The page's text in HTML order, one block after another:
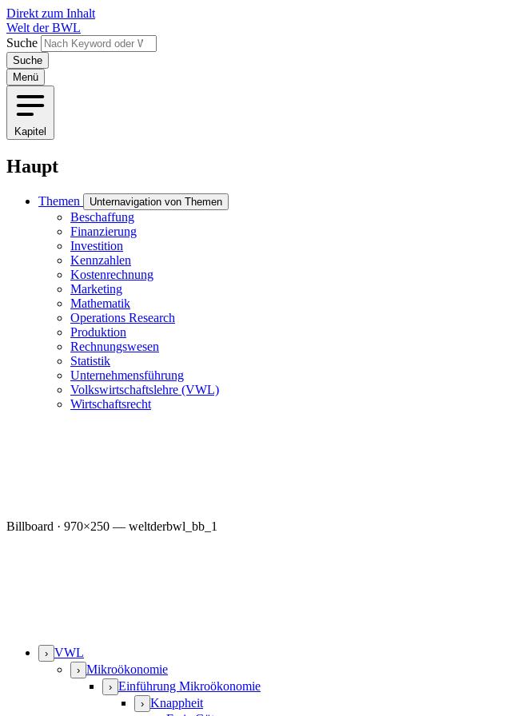
Direkt zum Inhalt
Welt der BWL
Suche
Menü
Kapitel
Haupt
Themen Unternavigation von Themen
Beschaffung
Finanzierung
Investition
Kennzahlen
Kostenrechnung
Marketing
Mathematik
Operations Research
Produktion
Rechnungswesen
Statistik
Unternehmensführung
Volkswirtschaftslehre (VWL)
Wirtschaftsrecht
Billboard · 970×250 — weltderbwl_bb_1
› VWL
› Mikroökonomie
› Einführung Mikroökonomie
› Knappheit